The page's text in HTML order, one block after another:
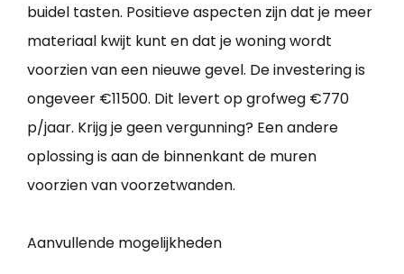
buidel tasten. Positieve aspecten zijn dat je meer
materiaal kwijt kunt en dat je woning wordt
voorzien van een nieuwe gevel. De investering is
ongeveer €11500. Dit levert op grofweg €770
p/jaar. Krijg je geen vergunning? Een andere
oplossing is aan de binnenkant de muren
voorzien van voorzetwanden.
Aanvullende mogelijkheden